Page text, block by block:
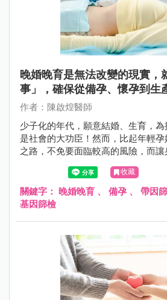
晚婚晚育是無法改變的現實，
事」，確保從備孕、懷孕到生
作者：陳啟煌醫師
少子化的年代，願意結婚、生育，
是社會的大功臣！然而，比起年輕
之路，不免要面臨較高的風險，而讓
幸而在進步的醫學庇護下，藉由科
困難；透過周全的產前檢查與專業
齡產婦順利生產。
收藏
關鍵字： 晚婚晚育 、 備孕 、 帶因
基因篩檢